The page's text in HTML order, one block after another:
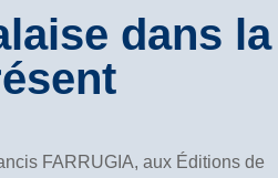
dans la
FARRUGIA, aux Éditions de